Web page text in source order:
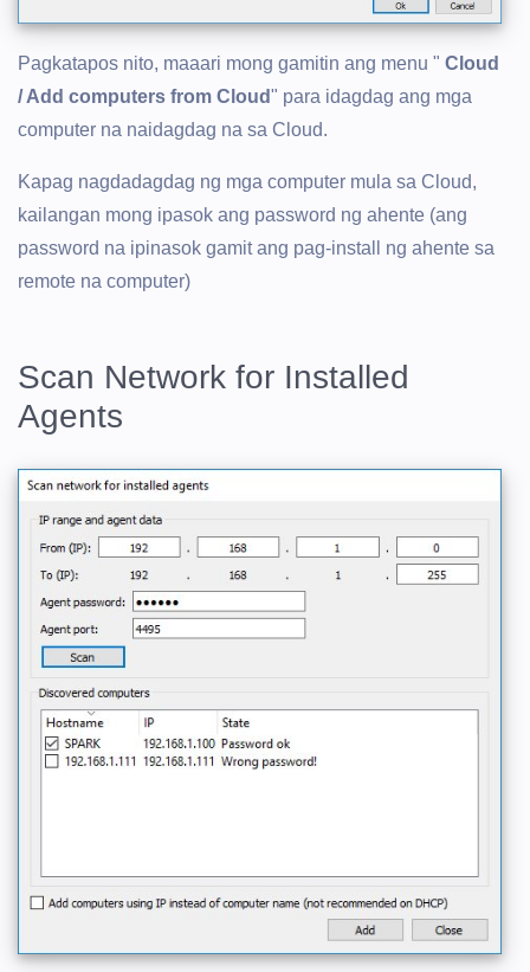
Pagkatapos nito, maaari mong gamitin ang menu " Cloud
/ Add computers from Cloud" para idagdag ang mga
computer na naidagdag na sa Cloud.
Kapag nagdadagdag ng mga computer mula sa Cloud,
kailangan mong ipasok ang password ng ahente (ang
password na ipinasok gamit ang pag-install ng ahente sa
remote na computer)
Scan Network for Installed
Agents